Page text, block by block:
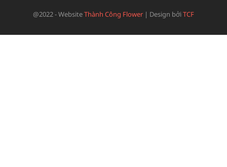
@2022 - WebsiteThành Công Flower | Design bởiTCF